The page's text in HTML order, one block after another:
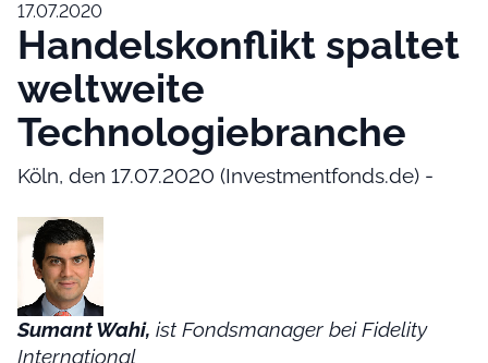
17.07.2020
Handelskonflikt spaltet
weltweite
Technologiebranche
Köln, den 17.07.2020 (Investmentfonds.de) -
Sumant Wahi, ist Fondsmanager bei Fidelity
International